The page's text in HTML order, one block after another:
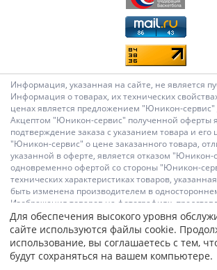
Информация, указанная на сайте, не является
Информация о товарах, их технических
ценах является предложением "Юникон-сервис"
Акцептом "Юникон-сервис" полученной оферты
подтверждение заказа с указанием товара и
"Юникон-сервис" о цене заказанного товара,
указанной в оферте, является отказом "Юникон-
одновременно офертой со стороны "Юникон-
технических характеристиках товаров,
быть изменена производителем в
Изображения товаров на фотографиях,
на сайте, могут отличаться от оригиналов.
товара, указанная в каталоге на сайте, может
фактической к моменту оформления заказа на
товар. Подтверждением цены заказанного
сообщение "Юникон-сервис" о цене такого
Для обеспечения высокого уровня
сайте используются файлы cookie.
использование, вы соглашаетесь с тем,
будут сохраняться на вашем компьютере.